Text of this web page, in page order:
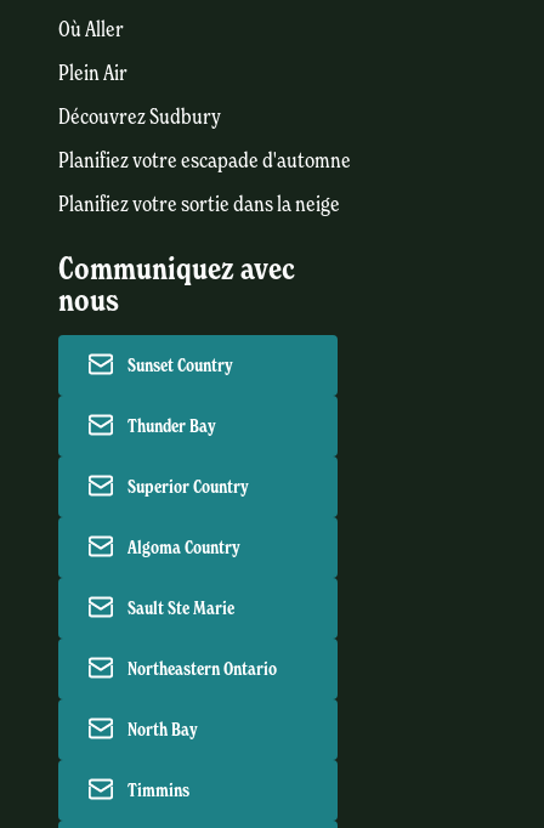
Où Aller
Plein Air
Découvrez Sudbury
Planifiez votre escapade d'automne
Planifiez votre sortie dans la neige
Communiquez avec
nous
Sunset Country
Thunder Bay
Superior Country
Algoma Country
Sault Ste Marie
Northeastern Ontario
North Bay
Timmins